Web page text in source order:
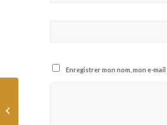
Enregistrer mon nom, mon e-